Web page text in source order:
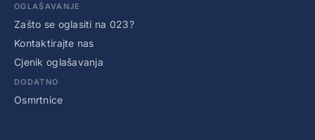
OGLAŠAVANJE
Zašto se oglasiti na 023?
Kontaktirajte nas
Cjenik oglašavanja
DODATNO
Osmrtnice